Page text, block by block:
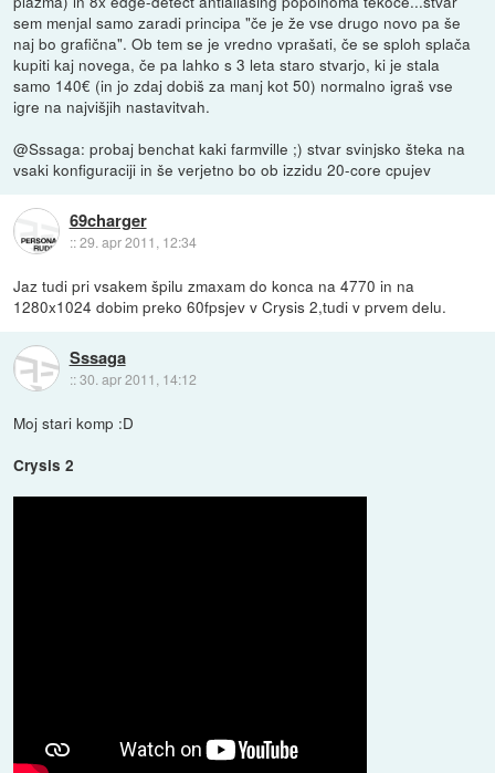
sem menjal samo zaradi principa "če je že vse drugo novo pa še
naj bo grafična". Ob tem se je vredno vprašati, če se sploh splača
kupiti kaj novega, če pa lahko s 3 leta staro stvarjo, ki je stala
samo 140€ (in jo zdaj dobiš za manj kot 50) normalno igraš vse
igre na najvišjih nastavitvah.
@Sssaga: probaj benchat kaki farmville ;) stvar svinjsko šteka na
vsaki konfiguraciji in še verjetno bo ob izzidu 20-core cpujev
69charger
::29. apr 2011, 12:34
Jaz tudi pri vsakem špilu zmaxam do konca na 4770 in na
1280x1024 dobim preko 60fpsjev v Crysis 2,tudi v prvem delu.
Sssaga
::30. apr 2011, 14:12
Moj stari komp :D
Crysis 2